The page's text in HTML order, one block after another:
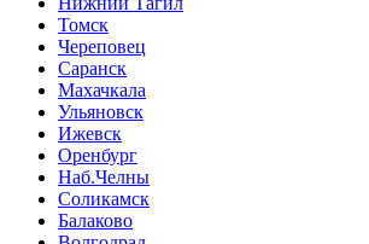
Томск
Череповец
Саранск
Махачкала
Ульяновск
Ижевск
Оренбург
Наб.Челны
Соликамск
Балаково